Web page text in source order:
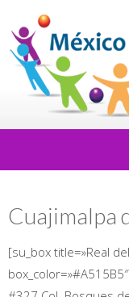
Cuajimalpa
[su_box title=»Real